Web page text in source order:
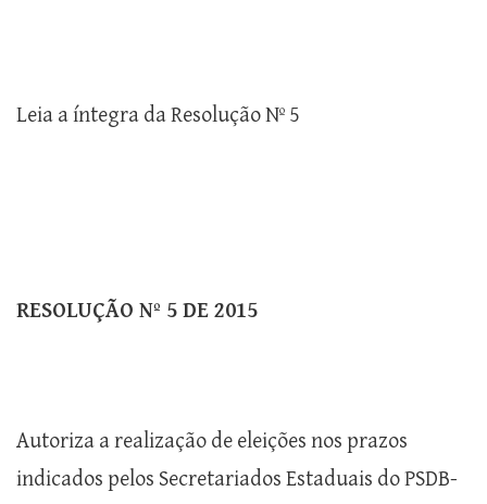
Leia a íntegra da Resolução Nº 5
RESOLUÇÃO Nº 5 DE 2015
Autoriza a realização de eleições nos prazos
indicados pelos Secretariados Estaduais do PSDB-